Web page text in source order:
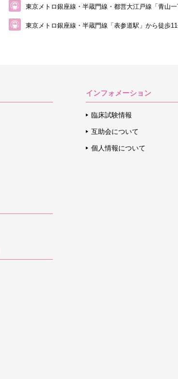
東京メトロ銀座線・半蔵門線・都営大江戸線 「青山
東京メトロ銀座線・半蔵門線「表参道駅」から徒歩
インフォメーション
臨床試験情報
互助会について
個人情報について